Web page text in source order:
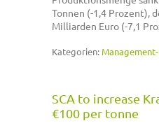
Tonnen (-1,4 Prozent),
Milliarden Euro (-7,1
Kategorien:
SCA to increase
€100 per tonne